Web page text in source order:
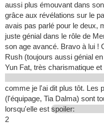
aussi plus émouvant dans
grâce aux révélations sur le
avais pas parlé pour le deux,
juste génial dans le rôle de
son age avancé. Bravo à lui !
Rush (toujours aussi génial
Yun Fat, très charismatique
comme je l'ai dit plus tôt. Les
(l'équipage, Tia Dalma) sont
lorsqu'elle est spoiler:
2